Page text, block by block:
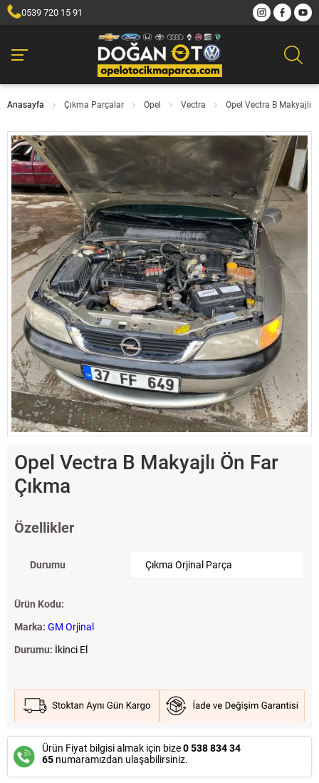
0539 720 15 91
Anasayfa Çıkma Parçalar Opel Vectra Opel Vectra B Makyajlı
Opel Vectra B Makyajlı Ön Far
Çıkma
Özellikler
Durumu Çıkma Orjinal Parça
Ürün Kodu:
Marka: GM Orjinal
Durumu: İkinci El
Ürün Fiyat bilgisi almak için bize0 538 834 34
65 numaramızdan ulaşabilirsiniz.